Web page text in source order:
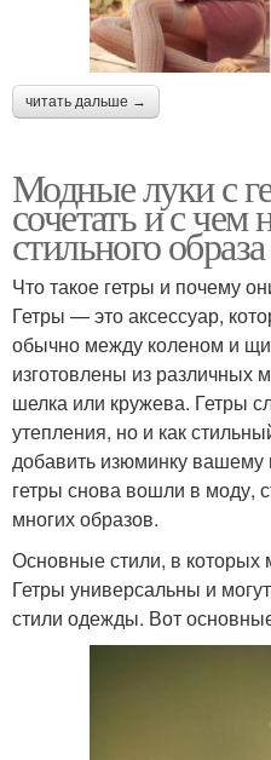
читать дальше →
Модные луки с
сочетать и с чем
стильного образа
Что такое гетры и почему
Гетры — это аксессуар,
обычно между коленом и
изготовлены из различных
шелка или кружева. Гетры
утепления, но и как
добавить изюминку
гетры снова вошли в моду,
многих образов.
Основные стили, в которых
Гетры универсальны и
стили одежды. Вот